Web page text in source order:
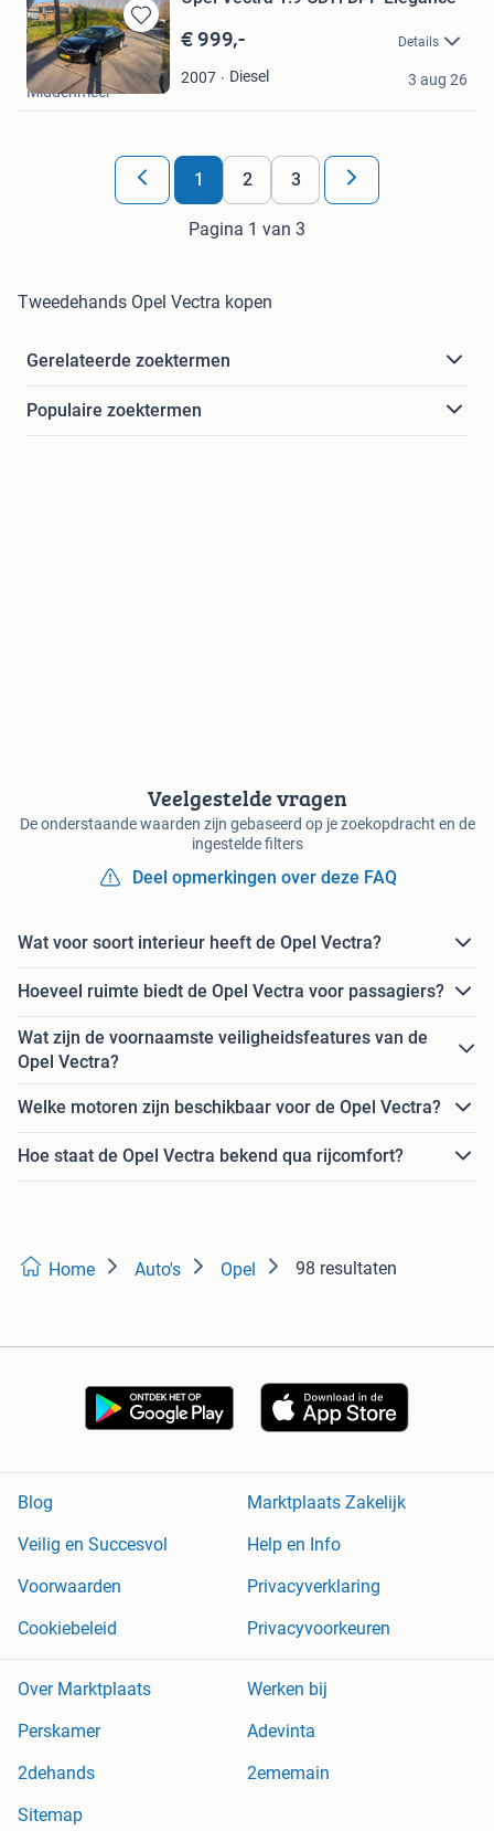
Bewaren
in
Mijn
Favorieten
€ 999,- Details
2007 Diesel
Atlas Occasions
Middenmeer
3 aug 26
1 2 3
Pagina 1 van 3
Tweedehands Opel Vectra kopen
Gerelateerde zoektermen
Populaire zoektermen
Veelgestelde vragen
De onderstaande waarden zijn gebaseerd op je zoekopdracht en de
ingestelde filters
Deel opmerkingen over deze FAQ
Wat voor soort interieur heeft de Opel Vectra?
Hoeveel ruimte biedt de Opel Vectra voor passagiers?
Wat zijn de voornaamste veiligheidsfeatures van de
Opel Vectra?
Welke motoren zijn beschikbaar voor de Opel Vectra?
Hoe staat de Opel Vectra bekend qua rijcomfort?
Home Auto's Opel 98 resultaten
Blog
Marktplaats Zakelijk
Veilig en Succesvol
Help en Info
Voorwaarden
Privacyverklaring
Cookiebeleid
Privacyvoorkeuren
Over Marktplaats
Werken bij
Perskamer
Adevinta
2dehands
2ememain
Sitemap